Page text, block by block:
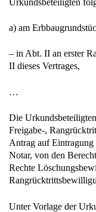
a) am
– in Abt. II an erster
II dieses Vertrages,
…
Die
Freigabe-,
Antrag auf Eintragung
Notar, von den
Rechte
Unter Vorlage der